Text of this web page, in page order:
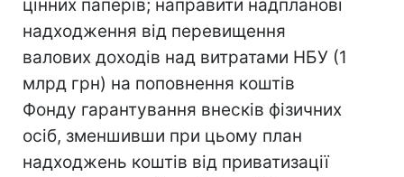
цінних паперів; направити надпланові
надходження від перевищення
валових доходів над витратами НБУ (1
млрд грн) на поповнення коштів
Фонду гарантування внесків фізичних
осіб, зменшивши при цьому план
надходжень коштів від приватизації